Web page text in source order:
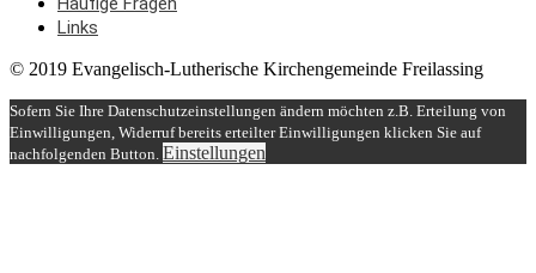
Links
© 2019 Evangelisch-Lutherische Kirchengemeinde Freilassing
Sofern Sie Ihre Datenschutzeinstellungen ändern möchten z.B. Erteilung von
Einwilligungen, Widerruf bereits erteilter Einwilligungen klicken Sie auf
nachfolgenden Button. Einstellungen